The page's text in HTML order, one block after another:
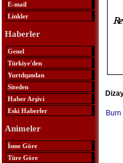
E-mail
Linkler
Haberler
Genel
Türkiye'den
Yurtdışından
Siteden
Haber Arşivi
Eski Haberler
Animeler
İsme Göre
Türe Göre
Burn